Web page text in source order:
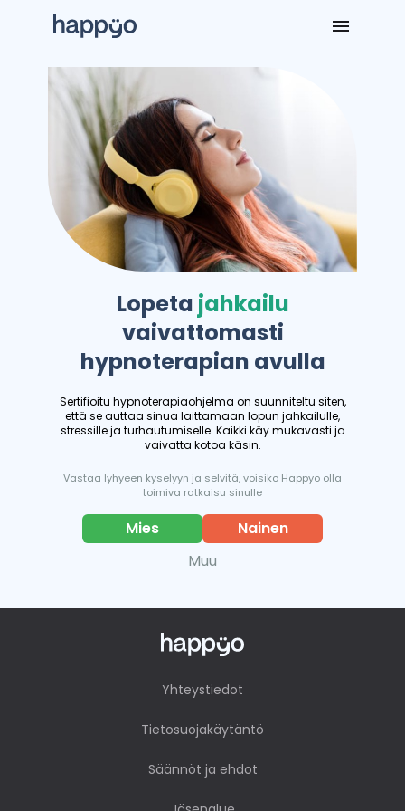
Lopeta jahkailu
vaivattomasti
hypnoterapian avulla
Sertifioitu hypnoterapiaohjelma on suunniteltu siten,
että se auttaa sinua laittamaan lopun jahkailulle,
stressille ja turhautumiselle. Kaikki käy mukavasti ja
vaivatta kotoa käsin.
Vastaa lyhyeen kyselyyn ja selvitä, voisiko Happyo olla
toimiva ratkaisu sinulle
Mies
Nainen
Muu
Yhteystiedot
Tietosuojakäytäntö
Säännöt ja ehdot